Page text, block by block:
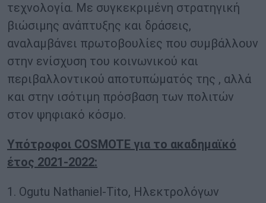
τεχνολογία. Με συγκεκριμένη στρατηγική
βιώσιμης ανάπτυξης και δράσεις,
αναλαμβάνει πρωτοβουλίες που συμβάλλουν
στην ενίσχυση του κοινωνικού και
περιβαλλοντικού αποτυπώματός της , αλλά
και στην ισότιμη πρόσβαση των πολιτών
στον ψηφιακό κόσμο.
Υπότροφοι COSMOTE για το ακαδημαϊκό
έτος 2021-2022:
1. Ogutu Nathaniel-Tito, Ηλεκτρολόγων